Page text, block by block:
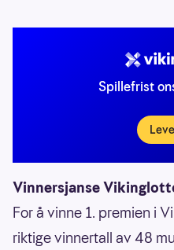
Spillefrist
Vinnersjanse
For å vinne 1. premien i
riktige vinnertall av 48